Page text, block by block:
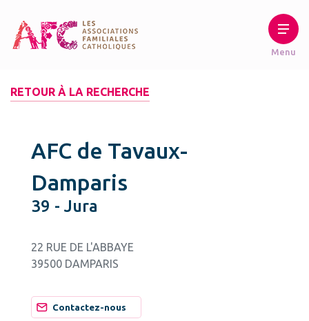
RETOUR À LA RECHERCHE
AFC de Tavaux-
Damparis
39 - Jura
22 RUE DE L'ABBAYE
39500 DAMPARIS
Contactez-nous